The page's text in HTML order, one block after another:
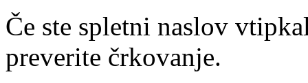
Če ste spletni naslov
preverite črkovanje.